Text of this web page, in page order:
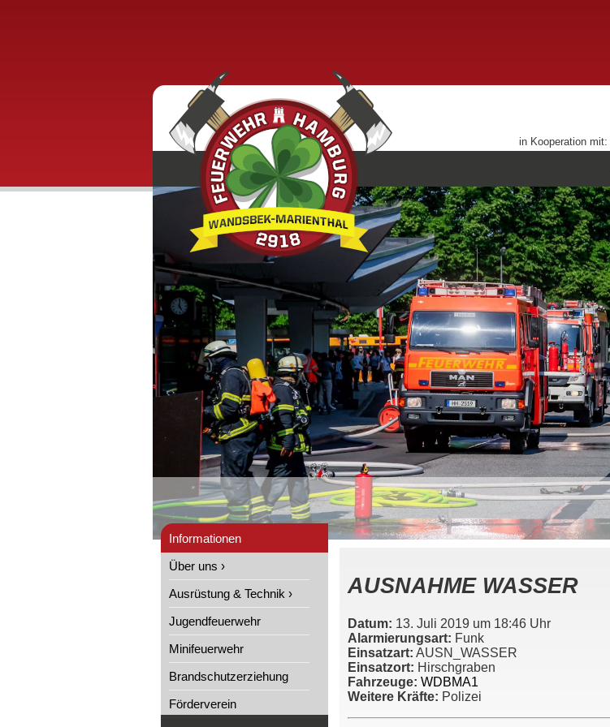
in Kooperation mit:
Informationen
Über uns ›
Ausrüstung & Technik ›
Jugendfeuerwehr
Minifeuerwehr
Brandschutzerziehung
Förderverein
AUSNAHME WASSER
Datum: 13. Juli 2019 um 18:46 Uhr
Alarmierungsart: Funk
Einsatzart: AUSN_WASSER
Einsatzort: Hirschgraben
Fahrzeuge: WDBMA1
Weitere Kräfte: Polizei